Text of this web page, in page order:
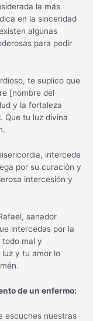
la más
en la sinceridad
algunas
para pedir
te suplico que
[nombre del
y la fortaleza
Que tu luz divina
intercede
por su curación y
intercesión y
sanador
intercedas por la
todo mal y
y tu amor lo
de un enfermo:
escuches nuestras